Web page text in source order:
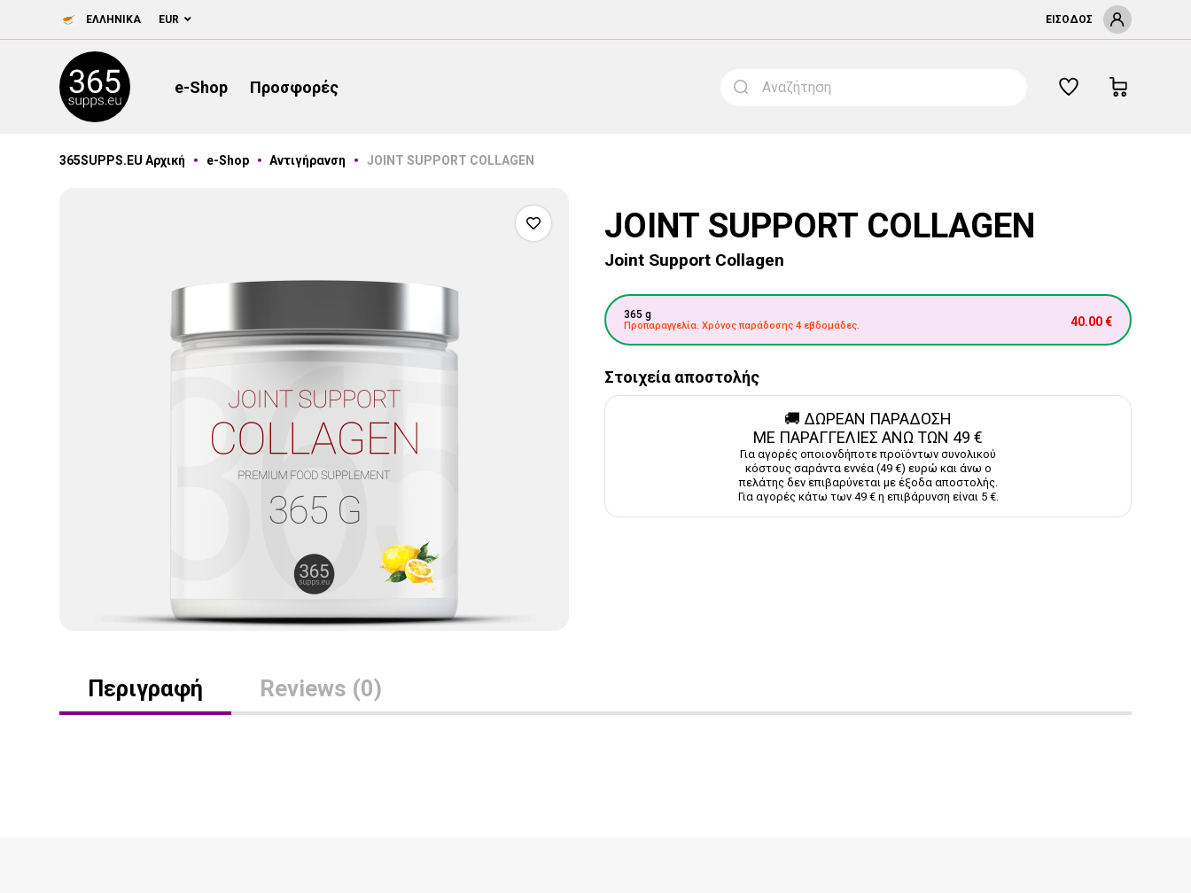
ΕΛΛΗΝΙΚΆ EUR ΕΊΣΟΔΟΣ
e-Shop Προσφορές
365SUPPS.EU Αρχική e-Shop Αντιγήρανση JOINT SUPPORT COLLAGEN
JOINT SUPPORT COLLAGEN
Joint Support Collagen
365 g
Προπαραγγελία. Χρόνος παράδοσης 4 εβδομάδες. 40.00€
Στοιχεία αποστολής
🚚 ΔΩΡΕΑΝ ΠΑΡΑΔΟΣΗ
ΜΕ ΠΑΡΑΓΓΕΛΙΕΣ ΑΝΩ ΤΩΝ 49 €
Για αγορές οποιονδήποτε προϊόντων συνολικού
κόστους σαράντα εννέα (49 €) ευρώ και άνω ο
πελάτης δεν επιβαρύνεται με έξοδα αποστολής.
Για αγορές κάτω των 49 € η επιβάρυνση είναι 5 €.
Περιγραφή Reviews (0)